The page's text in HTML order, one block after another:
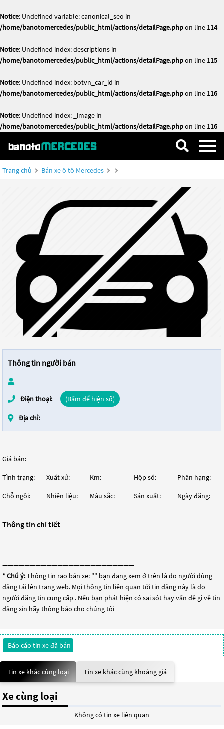
Notice: Undefined variable: canonical_seo in
/home/banotomercedes/public_html/actions/detailPage.phpon line 114
Notice: Undefined index: descriptions in
/home/banotomercedes/public_html/actions/detailPage.phpon line 115
Notice: Undefined index: botvn_car_id in
/home/banotomercedes/public_html/actions/detailPage.phpon line 116
Notice: Undefined index: _image in
/home/banotomercedes/public_html/actions/detailPage.phpon line 116
Trang chủ Bán xe ô tô Mercedes
Thông tin người bán
Điện thoại: (Bấm để hiện số)
Địa chỉ:
Giá bán:
Tình trạng: Xuất xứ: Km: Hộp số: Phân hạng:
Chỗ ngồi: Nhiên liệu: Màu sắc: Sản xuất: Ngày đăng:
Thông tin chi tiết
————————————————————————
* Chú ý:Thông tin rao bán xe: "" bạn đang xem ở trên là do người dùng
đăng tải lên trang web. Mọi thông tin liên quan tới tin đăng này là do
người đăng tin cung cấp . Nếu bạn phát hiện có sai sót hay vấn đề gì về tin
đăng xin hãy thông báo cho chúng tôi
Báo cáo tin xe đã bán
Tin xe khác cùng loại Tin xe khác cùng khoảng giá
Xe cùng loại
Không có tin xe liên quan